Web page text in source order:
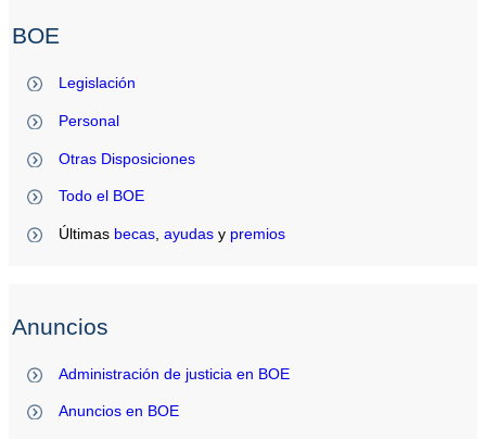
BOE
Legislación
Personal
Otras Disposiciones
Todo el BOE
Últimas becas ,ayudas y premios
Anuncios
Administración de justicia en BOE
Anuncios en BOE